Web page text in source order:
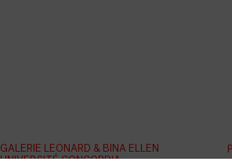
GALERIE LEONARD & BINA ELLEN
UNIVERSITÉ CONCORDIA